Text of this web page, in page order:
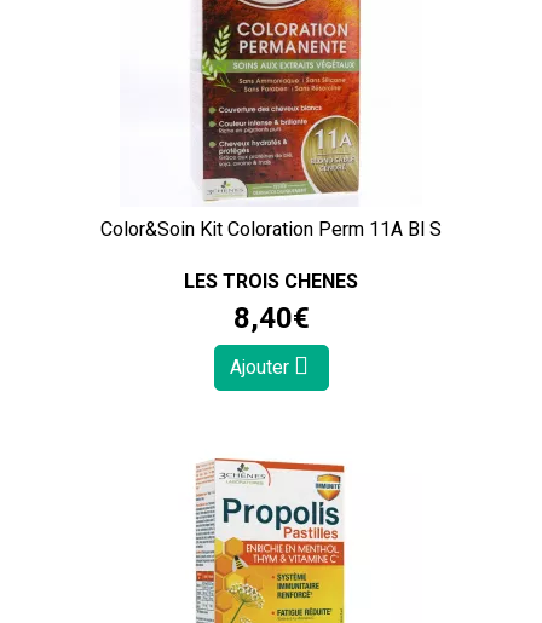
Color&Soin Kit Coloration Perm 11A Bl S
LES TROIS CHENES
8,40€
Ajouter